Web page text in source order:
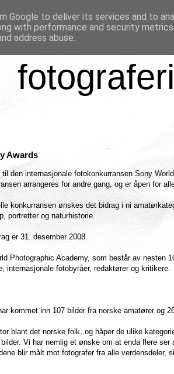
Awards
den internasjonale fotokonkurransen Sony
arrangeres for andre gang, og er åpen for
konkurransen ønskes det bidrag i ni
portretter og naturhistorie.
er 31. desember 2008.
Photographic Academy, som består av nesten
internasjonale fotobyråer, redaktører og kritikere.
kommet inn 107 bilder fra norske amatører og
blant det norske folk, og håper de ulike
Vi har nemlig et ønske om at enda flere ser
blir målt mot fotografer fra alle verdensdeler,
Google to deliver its services and to
with performance and security
address abuse.